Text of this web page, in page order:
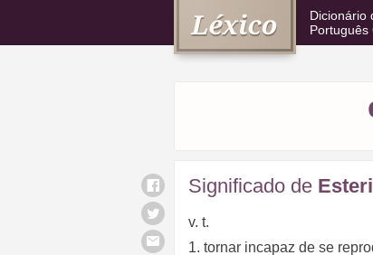
Dicionário
Português
Significado de
v. t.
1. tornar incapaz de se